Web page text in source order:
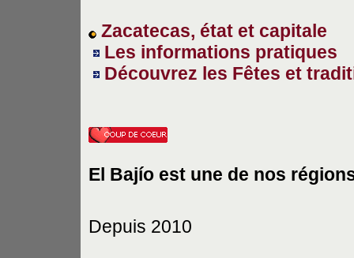
Zacatecas, état et capitale
Les informations pratiques
Découvrez les Fêtes et
El Bajío est une de nos
Depuis 2010